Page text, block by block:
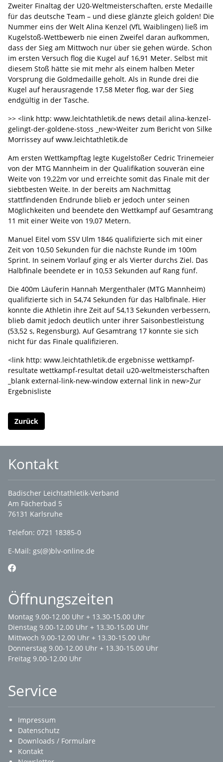
Zweiter Finaltag der U20-Weltmeisterschaften, erste Medaille
für das deutsche Team – und diese glänzte gleich golden! Die
Nummer eins der Welt Alina Kenzel (VfL Waiblingen) ließ im
Kugelstoß-Wettbewerb nie einen Zweifel daran aufkommen,
dass der Sieg am Mittwoch nur über sie gehen würde. Schon
im ersten Versuch flog die Kugel auf 16,91 Meter. Selbst mit
diesem Stoß hätte sie mit mehr als einem halben Meter
Vorsprung die Goldmedaille geholt. Als in Runde drei die
Kugel auf herausragende 17,58 Meter flog, war der Sieg
endgültig in der Tasche.
>> <link http: www.leichtathletik.de news detail alina-kenzel-
gelingt-der-goldene-stoss _new>Weiter zum Bericht von Silke
Morrissey auf www.leichtathletik.de
Am ersten Wettkampftag legte Kugelstoßer Cedric Trinemeier
von der MTG Mannheim in der Qualifikation souverän eine
Weite von 19,22m vor und erreichte somit das Finale mit der
siebtbesten Weite. In der bereits am Nachmittag
stattfindenden Endrunde blieb er jedoch unter seinen
Möglichkeiten und beendete den Wettkampf auf Gesamtrang
11 mit einer Weite von 19,07 Metern.
Manuel Eitel vom SSV Ulm 1846 qualifizierte sich mit einer
Zeit von 10,50 Sekunden für die nächste Runde im 100m
Sprint. In seinem Vorlauf ging er als Vierter durchs Ziel. Das
Halbfinale beendete er in 10,53 Sekunden auf Rang fünf.
Die 400m Läuferin Hannah Mergenthaler (MTG Mannheim)
qualifizierte sich in 54,74 Sekunden für das Halbfinale. Hier
konnte die Athletin ihre Zeit auf 54,13 Sekunden verbessern,
blieb damit jedoch deutlich unter ihrer Saisonbestleistung
(53,52 s, Regensburg). Auf Gesamtrang 17 konnte sie sich
nicht für das Finale qualifizieren.
<link http: www.leichtathletik.de ergebnisse wettkampf-
resultate wettkampf-resultat detail u20-weltmeisterschaften
_blank external-link-new-window external link in new>Zur
Ergebnisliste
Zurück
Kontakt
Badischer Leichtathletik-Verband
Am Fächerbad 5
76131 Karlsruhe
Telefon: 0721 18385-0
E-Mail: gs(@)blv-online.de
Öffnungszeiten
Montag 9.00-12.00 Uhr + 13.30-15.00 Uhr
Dienstag 9.00-12.00 Uhr + 13.30-15.00 Uhr
Mittwoch 9.00-12.00 Uhr + 13.30-15.00 Uhr
Donnerstag 9.00-12.00 Uhr + 13.30-15.00 Uhr
Freitag 9.00-12.00 Uhr
Service
Impressum
Datenschutz
Downloads / Formulare
Kontakt